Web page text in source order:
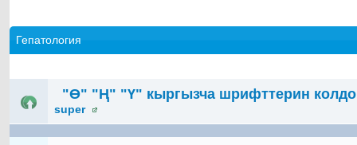
Гепатология
"Ө" "Ң" "Ү" кыргызча шрифттерин
super